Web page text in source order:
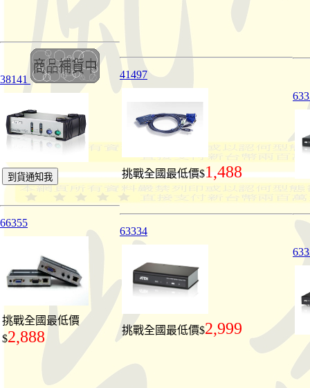
38141 41497
挑戰全國最低價$1,488
66355
挑戰全國最低價
$2,888
63334
挑戰全國最低價$2,999